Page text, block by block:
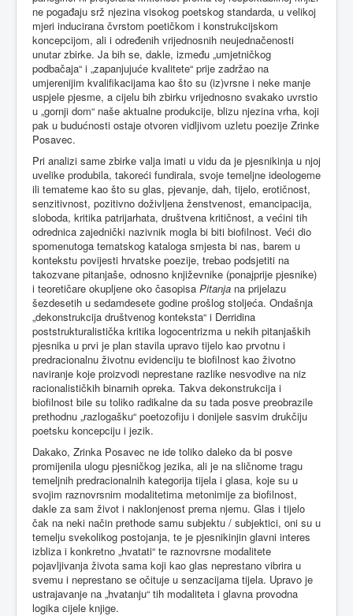
ne pogađaju srž njezina visokog poetskog standarda, u velikoj
mjeri inducirana čvrstom poetičkom i konstrukcijskom
koncepcijom, ali i određenih vrijednosnih neujednačenosti
unutar zbirke. Ja bih se, dakle, između „umjetničkog
podbačaja“ i „zapanjujuće kvalitete“ prije zadržao na
umjerenijim kvalifikacijama kao što su (iz)vrsne i neke manje
uspjele pjesme, a cijelu bih zbirku vrijednosno svakako uvrstio
u „gornji dom“ naše aktualne produkcije, blizu njezina vrha, koji
pak u budućnosti ostaje otvoren vidljivom uzletu poezije Zrinke
Posavec.
Pri analizi same zbirke valja imati u vidu da je pjesnikinja u njoj
uvelike produbila, takoreći fundirala, svoje temeljne ideologeme
ili temateme kao što su glas, pjevanje, dah, tijelo, erotičnost,
senzitivnost, pozitivno doživljena ženstvenost, emancipacija,
sloboda, kritika patrijarhata, društvena kritičnost, a većini tih
odrednica zajednički nazivnik mogla bi biti biofilnost. Veći dio
spomenutoga tematskog kataloga smjesta bi nas, barem u
kontekstu povijesti hrvatske poezije, trebao podsjetiti na
takozvane pitanjaše, odnosno književnike (ponajprije pjesnike)
i teoretičare okupljene oko časopisa Pitanja na prijelazu
šezdesetih u sedamdesete godine prošlog stoljeća. Ondašnja
„dekonstrukcija društvenog konteksta“ i Derridina
poststrukturalistička kritika logocentrizma u nekih pitanjaških
pjesnika u prvi je plan stavila upravo tijelo kao prvotnu i
predracionalnu životnu evidenciju te biofilnost kao životno
naviranje koje proizvodi neprestane razlike nesvodive na niz
racionalističkih binarnih opreka. Takva dekonstrukcija i
biofilnost bile su toliko radikalne da su tada posve preobrazile
prethodnu „razlogašku“ poetozofiju i donijele sasvim drukčiju
poetsku koncepciju i jezik.
Dakako, Zrinka Posavec ne ide toliko daleko da bi posve
promijenila ulogu pjesničkog jezika, ali je na sličnome tragu
temeljnih predracionalnih kategorija tijela i glasa, koje su u
svojim raznovrsnim modalitetima metonimije za biofilnost,
dakle za sam život i naklonjenost prema njemu. Glas i tijelo
čak na neki način prethode samu subjektu / subjektici, oni su u
temelju svekolikog postojanja, te je pjesnikinjin glavni interes
izbliza i konkretno „hvatati“ te raznovrsne modalitete
pojavljivanja života sama koji kao glas neprestano vibrira u
svemu i neprestano se očituje u senzacijama tijela. Upravo je
ustrajavanje na „hvatanju“ tih modaliteta i glavna provodna
logika cijele knjige.